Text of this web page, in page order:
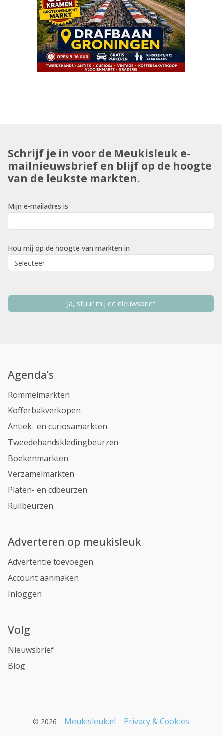
Schrijf je in voor de Meukisleuk e-
mailnieuwsbrief en blijf op de hoogte
van de leukste markten.
Mijn e-mailadres is
Hou mij op de hoogte van markten in
Ja, stuur mij de nieuwsbrief
Agenda’s
Rommelmarkten
Kofferbakverkopen
Antiek- en curiosamarkten
Tweedehandskledingbeurzen
Boekenmarkten
Verzamelmarkten
Platen- en cdbeurzen
Ruilbeurzen
Adverteren op meukisleuk
Advertentie toevoegen
Account aanmaken
Inloggen
Volg
Nieuwsbrief
Blog
© 2026 Meukisleuk.nl
Privacy & Cookies